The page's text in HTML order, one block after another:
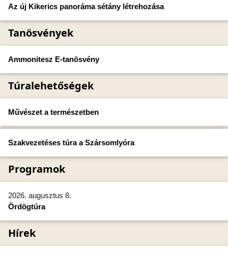
Az új Kikerics panoráma sétány létrehozása
Tanösvények
Ammonitesz E-tanösvény
Túralehetőségek
Művészet a természetben
Szakvezetéses túra a Szársomlyóra
Programok
2026. augusztus 8.
Ördögtúra
Hírek